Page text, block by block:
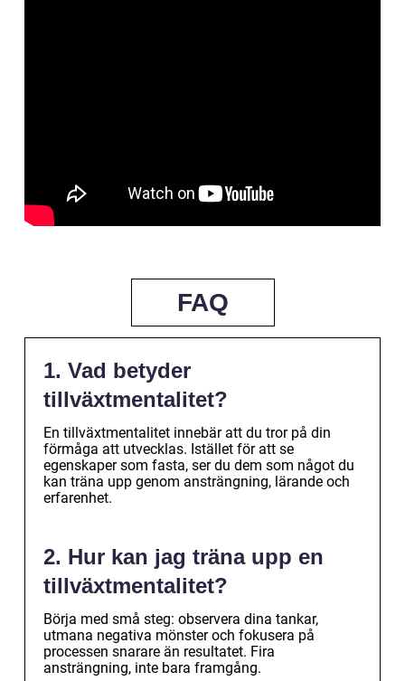
FAQ
1. Vad betyder
tillväxtmentalitet?
En tillväxtmentalitet innebär att du tror på din
förmåga att utvecklas. Istället för att se
egenskaper som fasta, ser du dem som något du
kan träna upp genom ansträngning, lärande och
erfarenhet.
2. Hur kan jag träna upp en
tillväxtmentalitet?
Börja med små steg: observera dina tankar,
utmana negativa mönster och fokusera på
processen snarare än resultatet. Fira
ansträngning, inte bara framgång.